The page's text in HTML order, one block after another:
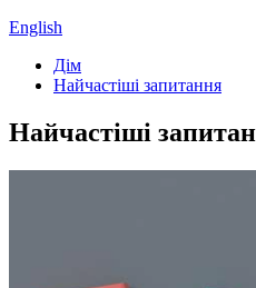
English
Дім
Найчастіші запитання
Найчастіші